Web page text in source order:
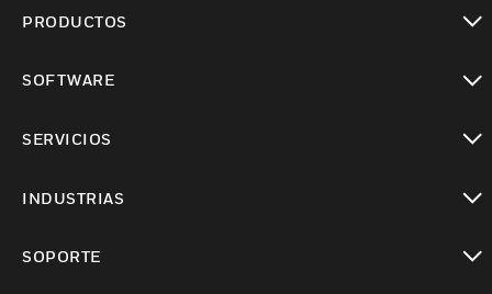
PRODUCTOS
SOFTWARE
SERVICIOS
INDUSTRIAS
SOPORTE